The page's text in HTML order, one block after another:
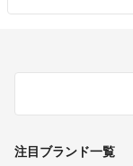
注目ブランド一覧